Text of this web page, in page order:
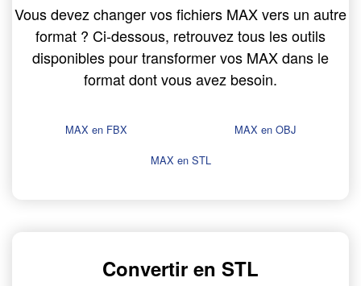
Vous devez changer vos fichiers MAX vers un autre
format ? Ci-dessous, retrouvez tous les outils
disponibles pour transformer vos MAX dans le
format dont vous avez besoin.
MAX en FBX
MAX en OBJ
MAX en STL
Convertir en STL